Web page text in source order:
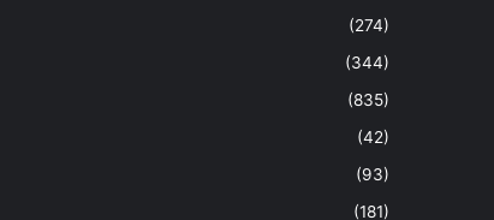
(274)
(344)
(835)
(42)
(93)
(181)